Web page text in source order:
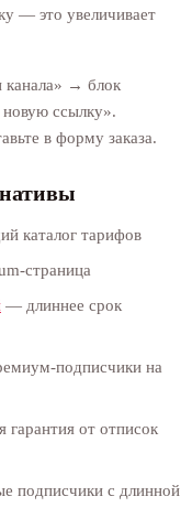
— это увеличивает
канала» → блок
ссылку».
в форму заказа.
каталог тарифов
страница
— длиннее срок
подписчики на
от отписок
подписчики с длинной